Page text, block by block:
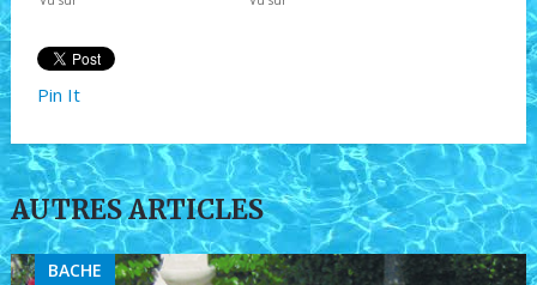
Pin It
AUTRES ARTICLES
BACHE